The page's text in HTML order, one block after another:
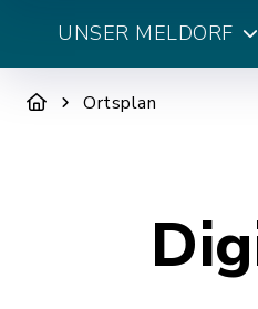
UNSER MELDORF
Ortsplan